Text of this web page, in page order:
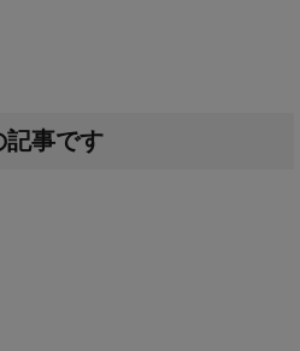
記事です